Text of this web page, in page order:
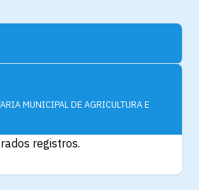
MUNICIPAL DE AGRICULTURA E
registros.